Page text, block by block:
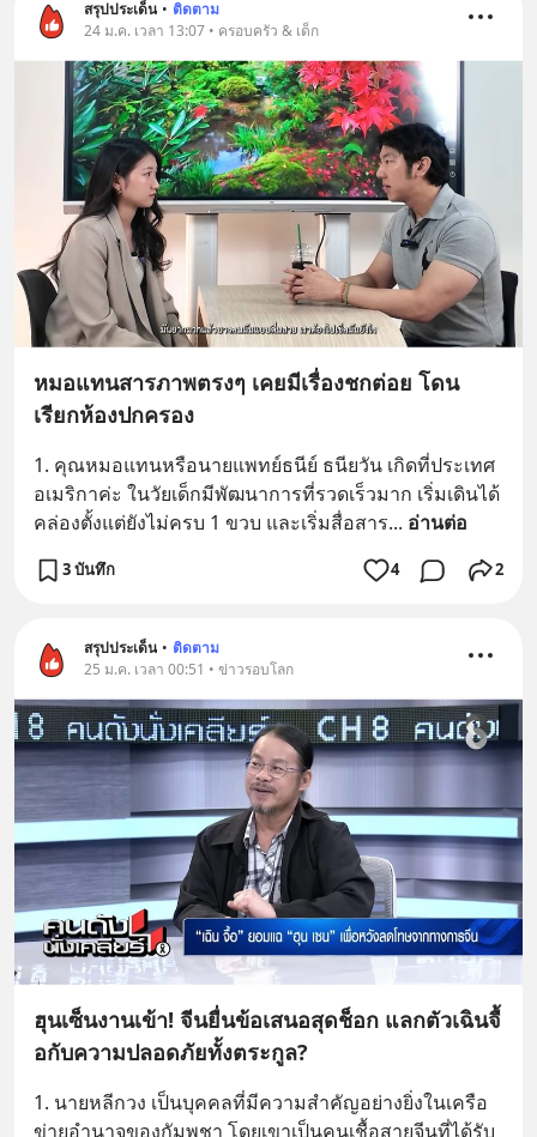
สรุปประเด็น • ติดตาม
24 ม.ค. เวลา 13:07 • ครอบครัว & เด็ก
หมอแทนสารภาพตรงๆ เคยมีเรื่องชกต่อย โดน
เรียกห้องปกครอง
1. คุณหมอแทนหรือนายแพทย์ธนีย์ ธนียวัน เกิดที่ประเทศ
อเมริกาค่ะ ในวัยเด็กมีพัฒนาการที่รวดเร็วมาก เริ่มเดินได้
คล่องตั้งแต่ยังไม่ครบ 1 ขวบ และเริ่มสื่อสาร... อ่านต่อ
3 บันทึก 4 2
สรุปประเด็น • ติดตาม
25 ม.ค. เวลา 00:51 • ข่าวรอบโลก
ฮุนเซ็นงานเข้า! จีนยื่นข้อเสนอสุดช็อก แลกตัวเฉินจื้
อกับความปลอดภัยทั้งตระกูล?
1. นายหลีกวง เป็นบุคคลที่มีความสำคัญอย่างยิ่งในเครือ
ข่ายอำนาจของกัมพูชา โดยเขาเป็นคนเชื้อสายจีนที่ได้รับ